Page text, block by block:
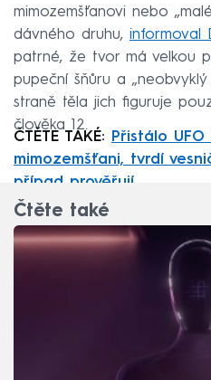
mimozemšťanovi nebo
dávného druhu, informoval
patrné, že tvor má velkou
pupeční šňůru a
straně těla jich figuruje
člověka 12.
ČTĚTE TAKÉ:
Přistálo
mimozemšťani, tvrdí
případ prověřují
Čtěte také